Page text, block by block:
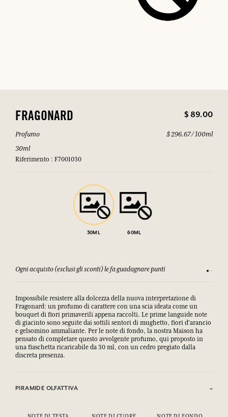
FRAGONARD $ 89.00
Profumo
30ml
Riferimento : F7001030
$ 296.67 / 100ml
30ML 60ML
Ogni acquisto (esclusi gli sconti) le fa guadagnare punti
Impossibile resistere alla dolcezza della nuova interpretazione di
Fragonard: un profumo di carattere con una scia ideata come un
bouquet di fiori primaverili appena raccolti. Le prime languide note
di giacinto sono seguite dai sottili sentori di mughetto, fiori d'arancio
e gelsomino ammaliante. Per le note di fondo, la nostra Maison ha
pensato di completare questo avvolgente profumo, qui proposto in
una fiaschetta ricaricabile da 30 ml, con un cedro pregiato dalla
discreta presenza.
PIRAMIDE OLFATTIVA